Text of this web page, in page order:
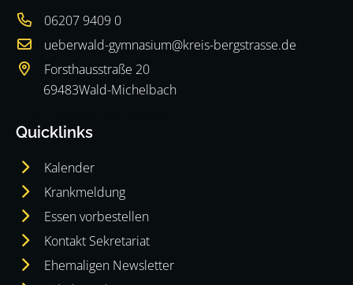
06207 9409 0
ueberwald-gymnasium@kreis-bergstrasse.de
Forsthausstraße 20
69483Wald-Michelbach
Quicklinks
Kalender
Krankmeldung
Essen vorbestellen
Kontakt Sekretariat
Ehemaligen Newsletter